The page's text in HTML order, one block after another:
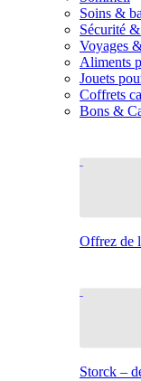
Soins &
Sécurité
Voyages
Aliments
Jouets
Coffrets
Bons &
Offrez de
Storck –